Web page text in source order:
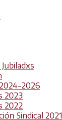
2026
2023
2022
Sindical 2021